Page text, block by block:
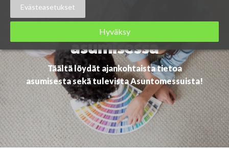
Ajankohtaista
asumisessa
Täältä löydät ajankohtaista tietoa
asumisesta sekä tulevista Asuntomessuista!
Evästeasetukset
Hyväksy